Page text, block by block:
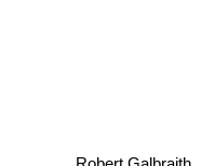
Robert Galbraith